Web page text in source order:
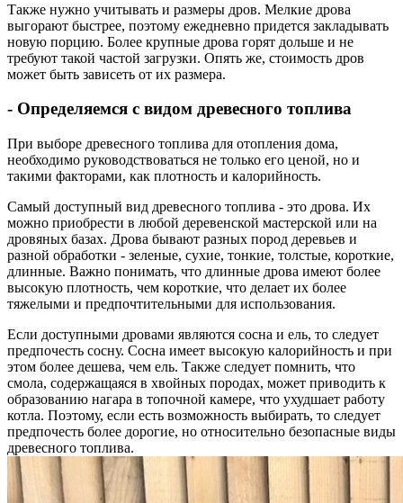
Также нужно учитывать и размеры дров. Мелкие дрова
выгорают быстрее, поэтому ежедневно придется закладывать
новую порцию. Более крупные дрова горят дольше и не
требуют такой частой загрузки. Опять же, стоимость дров
может быть зависеть от их размера.
- Определяемся с видом древесного топлива
При выборе древесного топлива для отопления дома,
необходимо руководствоваться не только его ценой, но и
такими факторами, как плотность и калорийность.
Самый доступный вид древесного топлива - это дрова. Их
можно приобрести в любой деревенской мастерской или на
дровяных базах. Дрова бывают разных пород деревьев и
разной обработки - зеленые, сухие, тонкие, толстые, короткие,
длинные. Важно понимать, что длинные дрова имеют более
высокую плотность, чем короткие, что делает их более
тяжелыми и предпочтительными для использования.
Если доступными дровами являются сосна и ель, то следует
предпочесть сосну. Сосна имеет высокую калорийность и при
этом более дешева, чем ель. Также следует помнить, что
смола, содержащаяся в хвойных породах, может приводить к
образованию нагара в топочной камере, что ухудшает работу
котла. Поэтому, если есть возможность выбирать, то следует
предпочесть более дорогие, но относительно безопасные виды
древесного топлива.